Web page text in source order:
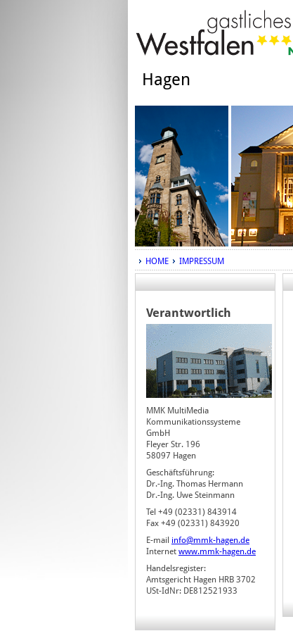
Hagen
HOME IMPRESSUM
Verantwortlich
MMK MultiMedia
Kommunikationssysteme
GmbH
Fleyer Str. 196
58097 Hagen
Geschäftsführung:
Dr.-Ing. Thomas Hermann
Dr.-Ing. Uwe Steinmann
Tel +49 (02331) 843914
Fax +49 (02331) 843920
E-mail info@mmk-hagen.de
Internet www.mmk-hagen.de
Handelsregister:
Amtsgericht Hagen HRB 3702
USt-IdNr: DE812521933